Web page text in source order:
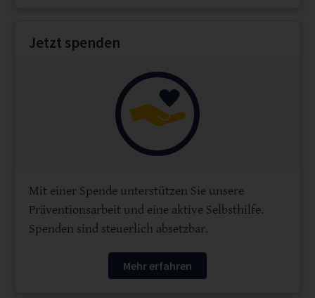
Jetzt spenden
Mit einer Spende unterstützen Sie unsere
Präventionsarbeit und eine aktive Selbsthilfe.
Spenden sind steuerlich absetzbar.
Mehr erfahren